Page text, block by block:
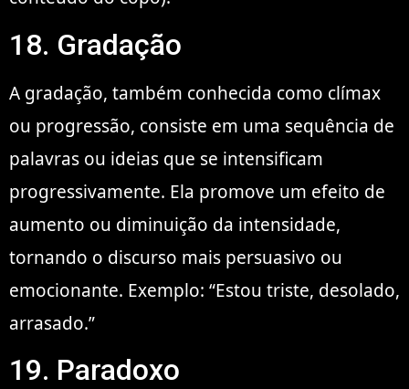
18. Gradação
A gradação, também conhecida como clímax
ou progressão, consiste em uma sequência de
palavras ou ideias que se intensificam
progressivamente. Ela promove um efeito de
aumento ou diminuição da intensidade,
tornando o discurso mais persuasivo ou
emocionante. Exemplo: “Estou triste, desolado,
arrasado.”
19. Paradoxo